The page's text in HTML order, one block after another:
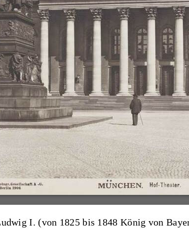
I. (von 1825 bis 1848 König von